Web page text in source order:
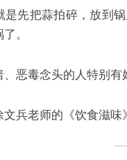
是先把蒜拍碎，放到
。
恶毒念头的人特别有
兵老师的《饮食滋味